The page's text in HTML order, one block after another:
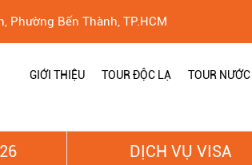
Phường Bến Thành, TP.HCM
GIỚI THIỆU TOUR ĐỘC LẠ TOUR NƯỚC
DỊCH VỤ VISA